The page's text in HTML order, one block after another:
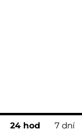
24 hod 7 dní